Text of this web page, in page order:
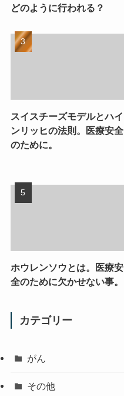
どのように行われる？
スイスチーズモデルとハイ
ンリッヒの法則。医療安全
のために。
ホウレンソウとは。医療安
全のために欠かせない事。
カテゴリー
がん
その他